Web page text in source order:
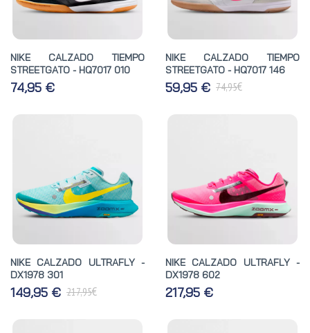
NIKE CALZADO TIEMPO
STREETGATO - HQ7017 010
74,95 €
NIKE CALZADO TIEMPO
STREETGATO - HQ7017 146
59,95 € 74,95€
NIKE CALZADO ULTRAFLY -
DX1978 301
149,95 € 217,95€
NIKE CALZADO ULTRAFLY -
DX1978 602
217,95 €